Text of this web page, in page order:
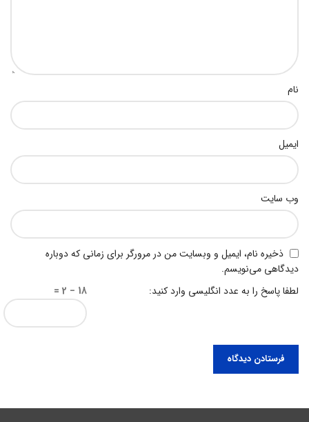
نام
ایمیل
وب‌ سایت
ذخیره نام، ایمیل و وبسایت من در مرورگر برای زمانی که دوباره
دیدگاهی می‌نویسم.
لطفا پاسخ را به عدد انگلیسی وارد کنید:
18 − 2 =